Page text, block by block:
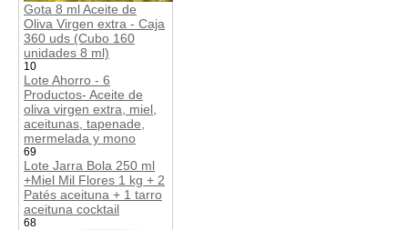
Gota 8 ml Aceite de
Oliva Virgen extra - Caja
360 uds (Cubo 160
unidades 8 ml)
10
Lote Ahorro - 6
Productos- Aceite de
oliva virgen extra, miel,
aceitunas, tapenade,
mermelada y mono
69
Lote Jarra Bola 250 ml
+Miel Mil Flores 1 kg + 2
Patés aceituna + 1 tarro
aceituna cocktail
68